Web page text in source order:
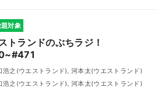
対象
トランドのぶちラジ！
浩之(ウエストランド), 河本太(ウエストランド)
浩之(ウエストランド), 河本太(ウエストランド)